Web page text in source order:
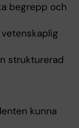
begrepp och
strukturerad
kunna